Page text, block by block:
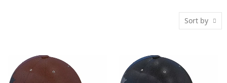
Sort by